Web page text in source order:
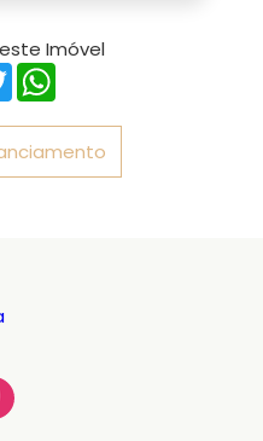
Imóvel
Twitter